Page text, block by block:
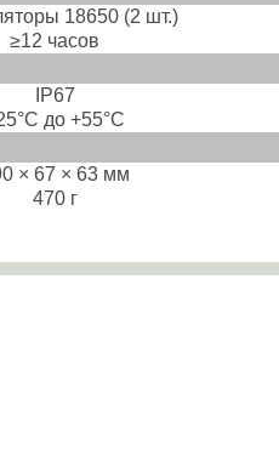
18650 (2 шт.)
≥12 часов
IP67
до +55°C
× 67 × 63 мм
470 г